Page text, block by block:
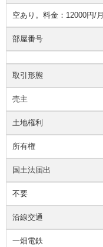
空あり。料金：12000円/月
部屋番号
取引形態
売主
土地権利
所有権
国土法届出
不要
沿線交通
一畑電鉄